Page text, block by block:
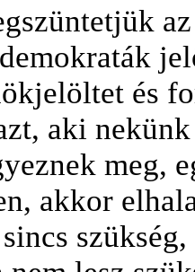
és
aki
meg,
akkor